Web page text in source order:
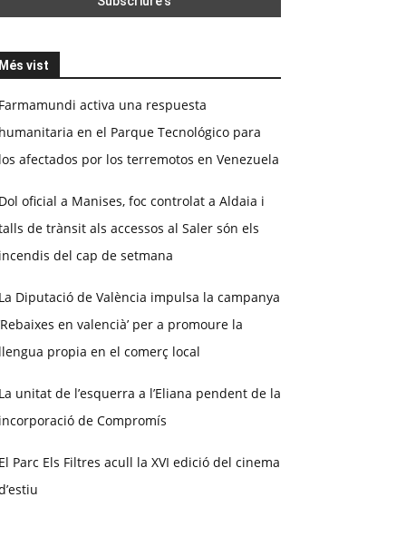
Més vist
Farmamundi activa una respuesta
humanitaria en el Parque Tecnológico para
los afectados por los terremotos en Venezuela
Dol oficial a Manises, foc controlat a Aldaia i
de trànsit als accessos al Saler són els
incendis del cap de setmana
La Diputació de València impulsa la campanya
en valencià’ per a promoure la
llengua propia en el comerç local
La unitat de l’esquerra a l’Eliana pendent de la
incorporació de Compromís
El Parc Els Filtres acull la XVI edició del cinema